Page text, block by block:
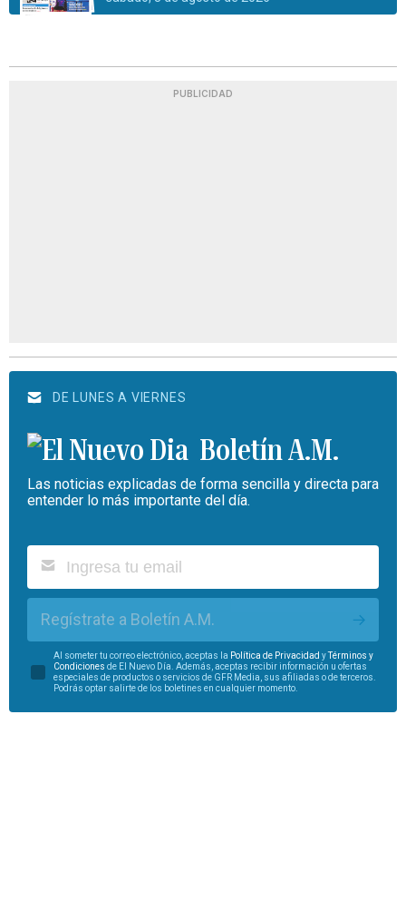
PUBLICIDAD
DE LUNES A VIERNES
Boletín A.M.
Las noticias explicadas de forma sencilla y directa para
entender lo más importante del día.
Regístrate a Boletín A.M.
Al someter tu correo electrónico, aceptas la Política de Privacidad yTérminos y
Condiciones de El Nuevo Día. Además, aceptas recibir información u ofertas
especiales de productos o servicios de GFR Media, sus afiliadas o de terceros.
Podrás optar salirte de los boletines en cualquier momento.